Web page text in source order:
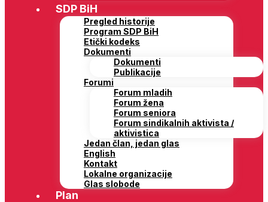
SDP BiH
Pregled historije
Program SDP BiH
Etički kodeks
Dokumenti
Dokumenti
Publikacije
Forumi
Forum mladih
Forum žena
Forum seniora
Forum sindikalnih aktivista /
aktivistica
Jedan član, jedan glas
English
Kontakt
Lokalne organizacije
Glas slobode
Plan